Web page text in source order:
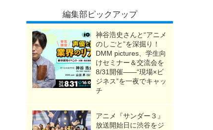
編集部ピックアップ
神谷浩史さんと“アニメ
のしごと”を深掘り！
DMM pictures、学生向
けセミナー＆交流会を
8/31開催――“現場×ビ
ジネス”を一夜でキャッ
チ
アニメ『サンダー３』
放送開始日に渋谷をジ